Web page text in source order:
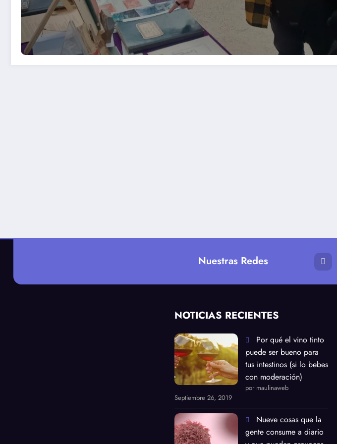
Nuestras Redes
NOTICIAS RECIENTES
Por qué el vino tinto
puede ser bueno para
tus intestinos (si lo bebes
con moderación)
por maulinaweb
Septiembre 26, 2019
Nueve cosas que la
gente consume a diario